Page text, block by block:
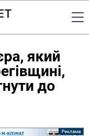
який
до